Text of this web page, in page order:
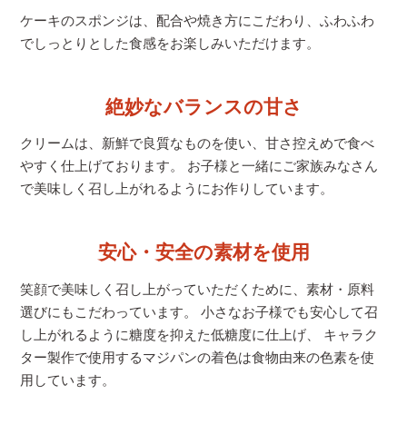
ケーキのスポンジは、配合や焼き方にこだわり、ふわふわ
でしっとりとした食感をお楽しみいただけます。
絶妙なバランスの甘さ
クリームは、新鮮で良質なものを使い、甘さ控えめで食べ
やすく仕上げております。 お子様と一緒にご家族みなさん
で美味しく召し上がれるようにお作りしています。
安心・安全の素材を使用
笑顔で美味しく召し上がっていただくために、素材・原料
選びにもこだわっています。 小さなお子様でも安心して召
し上がれるように糖度を抑えた低糖度に仕上げ、 キャラク
ター製作で使用するマジパンの着色は食物由来の色素を使
用しています。